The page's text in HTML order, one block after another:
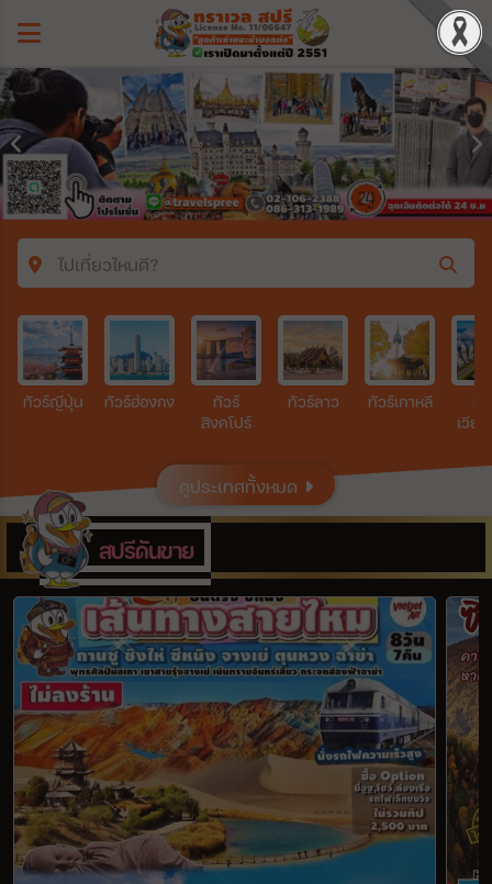
ไปเที่ยวไหนดี?
ค้นหาโปรแกรมทัวร์
คำค้นหา
เมือง
สายการบิน
ตั้งแต่วันที่
ถึงวันที่
เฉพาะเดือน
ทัวร์ญี่ปุ่น ทัวร์ฮ่องกง
ทัวร์
สิงคโปร์
ทัวร์ลาว ทัวร์เกาหลี
เวีย
ดูประเทศทั้งหมด
สปรีดันขาย